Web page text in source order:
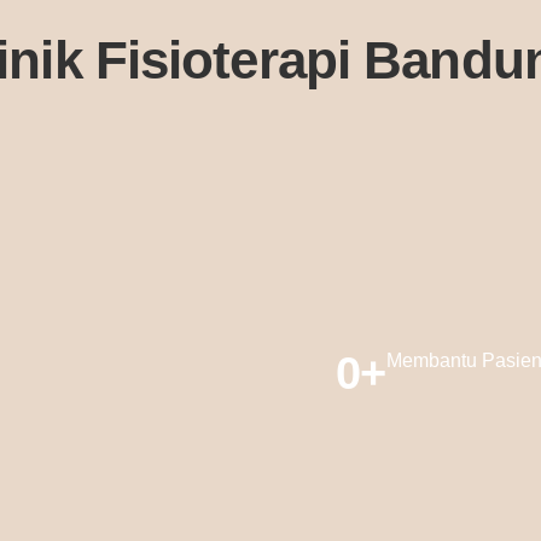
Fisioterapi
0+ Membantu Pasien